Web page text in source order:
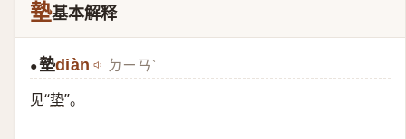
墊基本解释
●墊diàn ㄉㄧㄢˋ
见“垫”。